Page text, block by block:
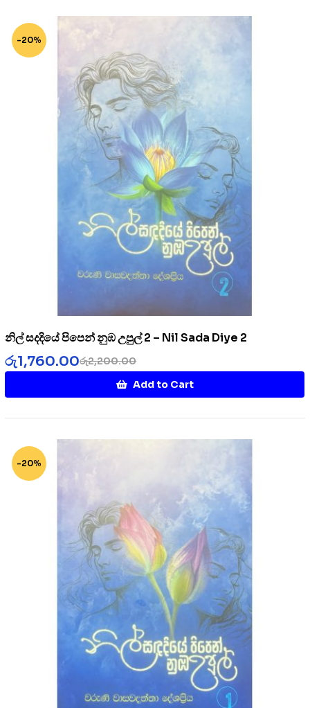
-20%
නිල් සදදියේ පිපෙන් නුඹ උපුල් 2 – Nil Sada Diye 2
රු2,200.00
රු1,760.00
Add to Cart
-20%